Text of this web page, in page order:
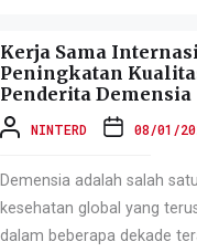
Kerja Sama
Peningkatan
Penderita Demensia
NINTERD 08/01/
Demensia adalah salah
kesehatan global yang
dalam beberapa dekade